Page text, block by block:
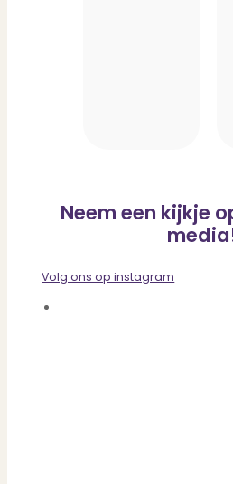
Neem een kijkje
Volg ons op instagram